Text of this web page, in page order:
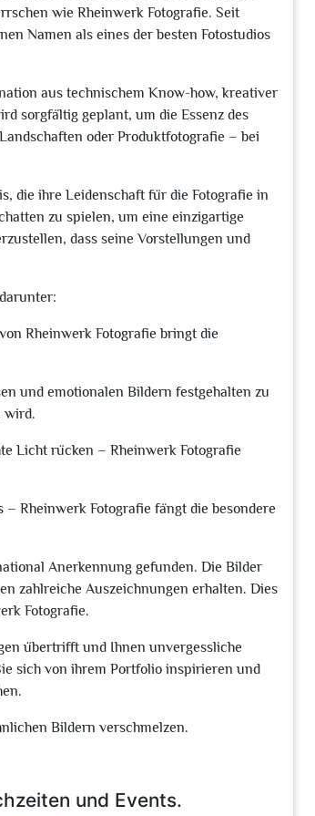
wie Rheinwerk Fotografie. Seit
Namen als eines der besten Fotostudios
aus technischem Know-how, kreativer
sorgfältig geplant, um die Essenz des
oder Produktfotografie – bei
die ihre Leidenschaft für die Fotografie in
zu spielen, um eine einzigartige
dass seine Vorstellungen und
Rheinwerk Fotografie bringt die
und emotionalen Bildern festgehalten zu
wird.
Licht rücken – Rheinwerk Fotografie
Rheinwerk Fotografie fängt die besondere
Anerkennung gefunden. Die Bilder
zahlreiche Auszeichnungen erhalten. Dies
Fotografie.
übertrifft und Ihnen unvergessliche
sich von ihrem Portfolio inspirieren und
Bildern verschmelzen.
und Events.